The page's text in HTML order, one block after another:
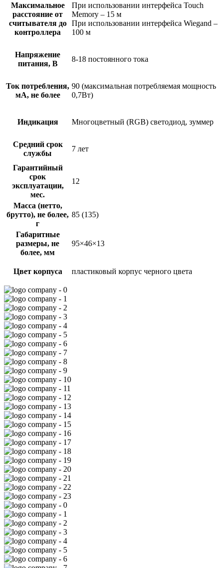
Максимальное
расстояние от
считывателя до
контроллера
При использовании интерфейса Touch
Memory – 15 м
При использовании интерфейса Wiegand –
100 м
Напряжение
питания, В
8-18 постоянного тока
Ток потребления,
мА, не более
90 (максимальная потребляемая мощность
0,7Вт)
Индикация Многоцветный (RGB) светодиод, зуммер
Средний срок
службы
7 лет
Гарантийный
срок
эксплуатации,
мес.
12
Масса (нетто,
брутто), не более,
г
85 (135)
Габаритные
размеры, не
более, мм
95×46×13
Цвет корпуса пластиковый корпус черного цвета